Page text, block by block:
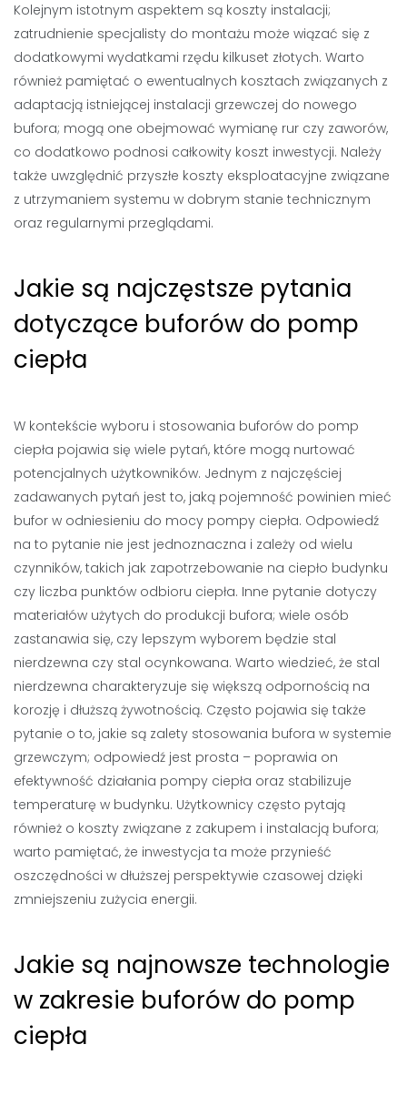
Kolejnym istotnym aspektem są koszty instalacji;
zatrudnienie specjalisty do montażu może wiązać się z
dodatkowymi wydatkami rzędu kilkuset złotych. Warto
również pamiętać o ewentualnych kosztach związanych z
adaptacją istniejącej instalacji grzewczej do nowego
bufora; mogą one obejmować wymianę rur czy zaworów,
co dodatkowo podnosi całkowity koszt inwestycji. Należy
także uwzględnić przyszłe koszty eksploatacyjne związane
z utrzymaniem systemu w dobrym stanie technicznym
oraz regularnymi przeglądami.
Jakie są najczęstsze pytania
dotyczące buforów do pomp
ciepła
W kontekście wyboru i stosowania buforów do pomp
ciepła pojawia się wiele pytań, które mogą nurtować
potencjalnych użytkowników. Jednym z najczęściej
zadawanych pytań jest to, jaką pojemność powinien mieć
bufor w odniesieniu do mocy pompy ciepła. Odpowiedź
na to pytanie nie jest jednoznaczna i zależy od wielu
czynników, takich jak zapotrzebowanie na ciepło budynku
czy liczba punktów odbioru ciepła. Inne pytanie dotyczy
materiałów użytych do produkcji bufora; wiele osób
zastanawia się, czy lepszym wyborem będzie stal
nierdzewna czy stal ocynkowana. Warto wiedzieć, że stal
nierdzewna charakteryzuje się większą odpornością na
korozję i dłuższą żywotnością. Często pojawia się także
pytanie o to, jakie są zalety stosowania bufora w systemie
grzewczym; odpowiedź jest prosta – poprawia on
efektywność działania pompy ciepła oraz stabilizuje
temperaturę w budynku. Użytkownicy często pytają
również o koszty związane z zakupem i instalacją bufora;
warto pamiętać, że inwestycja ta może przynieść
oszczędności w dłuższej perspektywie czasowej dzięki
zmniejszeniu zużycia energii.
Jakie są najnowsze technologie
w zakresie buforów do pomp
ciepła